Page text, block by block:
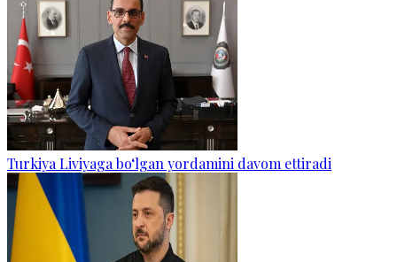
Turkiya Liviyaga bo‘lgan yordamini davom ettiradi